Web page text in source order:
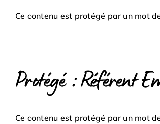
Ce contenu est protégé par un mot
Protégé :
Ce contenu est protégé par un mot